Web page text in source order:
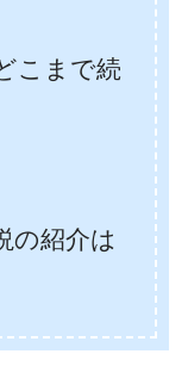
こまで続
の紹介は